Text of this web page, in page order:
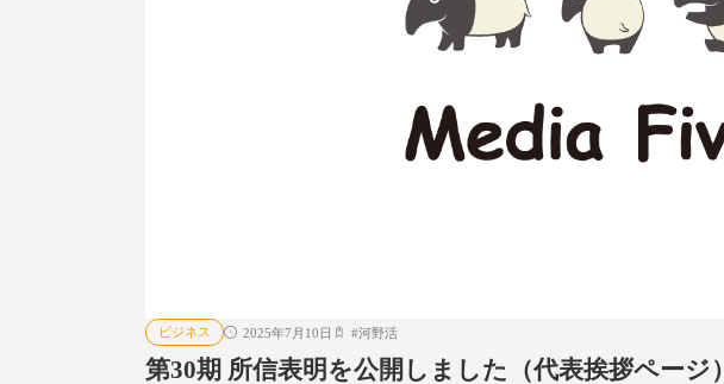
ビジネス 2025年7月10日 #河野活
第30期 所信表明を公開しました（代表挨拶ページ）